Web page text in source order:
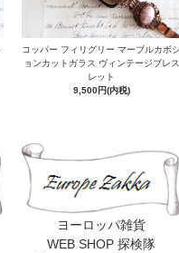
コッパー フィリグリー マーブルカボシ
ョンカットガラス ヴィンテージブレス
レット
9,500円(内税)
ヨーロッパ雑貨
WEB SHOP 探検隊